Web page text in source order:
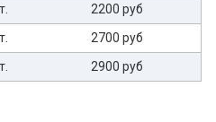
2200 руб
2700 руб
2900 руб